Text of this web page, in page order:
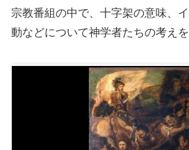
宗教番組の中で、十字架の意味、
動などについて神学者たちの考えを